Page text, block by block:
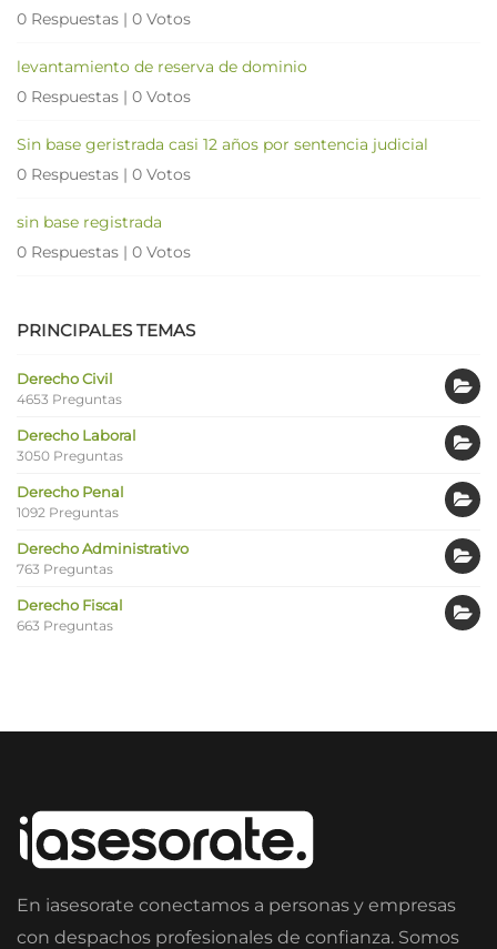
0 Respuestas | 0 Votos
levantamiento de reserva de dominio
0 Respuestas | 0 Votos
Sin base geristrada casi 12 años por sentencia judicial
0 Respuestas | 0 Votos
sin base registrada
0 Respuestas | 0 Votos
PRINCIPALES TEMAS
Derecho Civil
4653 Preguntas
Derecho Laboral
3050 Preguntas
Derecho Penal
1092 Preguntas
Derecho Administrativo
763 Preguntas
Derecho Fiscal
663 Preguntas
En iasesorate conectamos a personas y empresas
con despachos profesionales de confianza. Somos